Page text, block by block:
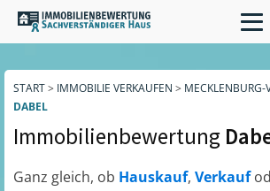
START> IMMOBILIE VERKAUFEN > MECKLENBURG-
DABEL
Immobilienbewertung
Ganz gleich, ob Hauskauf, Verkauf